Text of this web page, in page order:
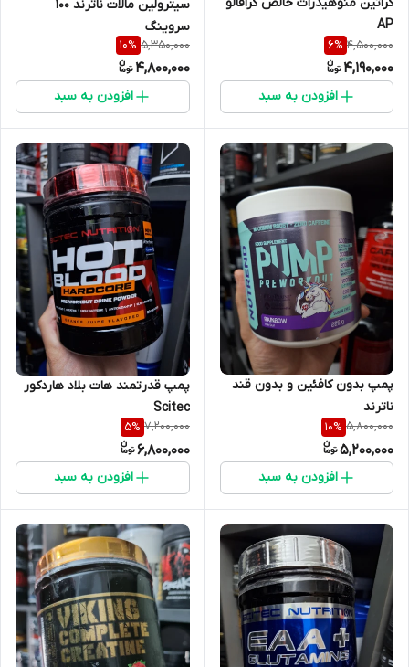
کراتین منوهیدرات خالص کرافالو
AP
4,500,000
6%
4,190,000
افزودن به سبد
سیترولین مالات ناترند ۱۰۰
سروینگ
5,350,000
10%
4,800,000
افزودن به سبد
پمپ بدون کافئین و بدون قند
ناترند
5,800,000
10%
5,200,000
افزودن به سبد
پمپ قدرتمند هات بلاد هاردکور
Scitec
7,200,000
5%
6,800,000
افزودن به سبد